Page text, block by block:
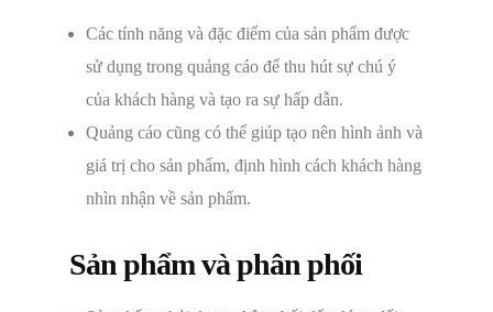
Các tính năng và đặc điểm của sản phẩm được
sử dụng trong quảng cáo để thu hút sự chú ý
của khách hàng và tạo ra sự hấp dẫn.
Quảng cáo cũng có thể giúp tạo nên hình ảnh và
giá trị cho sản phẩm, định hình cách khách hàng
nhìn nhận về sản phẩm.
Sản phẩm và phân phối